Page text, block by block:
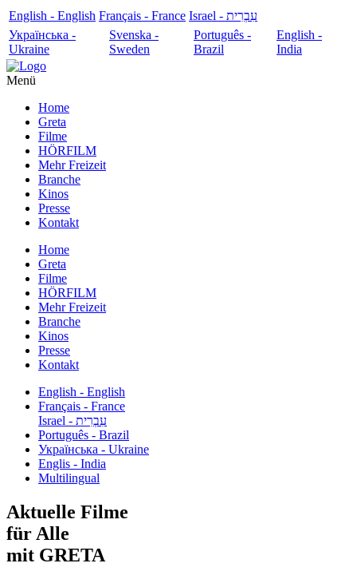
English - English Français - France
עִבְרִית - Israel
Українська -
Ukraine
Svenska -
Sweden
Português -
Brazil
English -
India
Menü
Home
Greta
Filme
HÖRFILM
Mehr Freizeit
Branche
Kinos
Presse
Kontakt
Home
Greta
Filme
HÖRFILM
Mehr Freizeit
Branche
Kinos
Presse
Kontakt
English - English
Français - France
עִבְרִית - Israel
Português - Brazil
Українська - Ukraine
Englis - India
Multilingual
Aktuelle Filme
für Alle
mit GRETA